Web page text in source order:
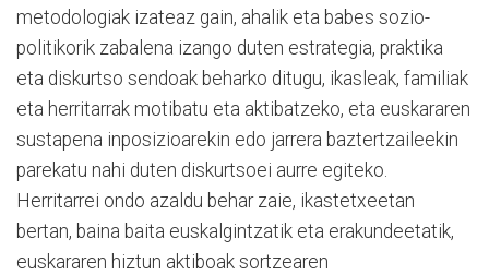
metodologiak izateaz gain, ahalik eta babes sozio-
politikorik zabalena izango duten estrategia, praktika
eta diskurtso sendoak beharko ditugu, ikasleak, familiak
eta herritarrak motibatu eta aktibatzeko, eta euskararen
sustapena inposizioarekin edo jarrera baztertzaileekin
parekatu nahi duten diskurtsoei aurre egiteko.
Herritarrei ondo azaldu behar zaie, ikastetxeetan
bertan, baina baita euskalgintzatik eta erakundeetatik,
euskararen hiztun aktiboak sortzearen